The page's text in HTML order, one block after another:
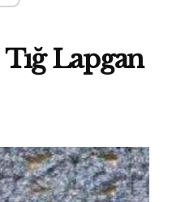
Lapgan